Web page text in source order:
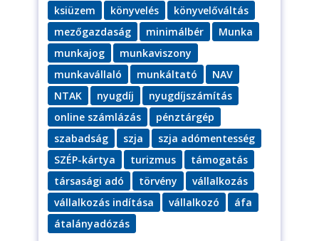
ksiüzem
könyvelés
könyvelőváltás
mezőgazdaság
minimálbér
Munka
munkajog
munkaviszony
munkavállaló
munkáltató
NAV
NTAK
nyugdíj
nyugdíjszámítás
online számlázás
pénztárgép
szabadság
szja
szja adómentesség
SZÉP-kártya
turizmus
támogatás
társasági adó
törvény
vállalkozás
vállalkozás indítása
vállalkozó
áfa
átalányadózás